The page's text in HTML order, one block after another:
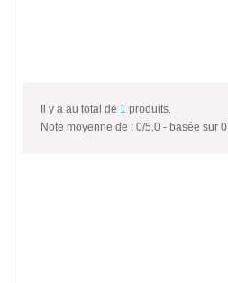
Il y a au total de 1 produits.
Note moyenne de : 0/5.0 - basée sur 0